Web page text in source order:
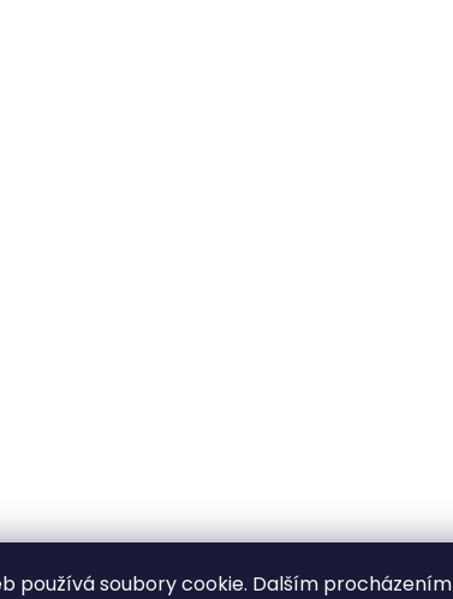
používá soubory cookie. Dalším procházením